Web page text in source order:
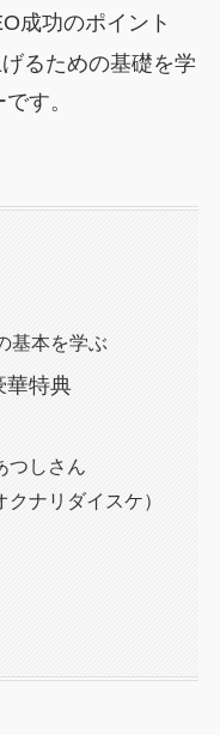
成功のポイント
るための基礎を学
す。
基本を学ぶ
華特典
つしさん
クナリダイスケ）